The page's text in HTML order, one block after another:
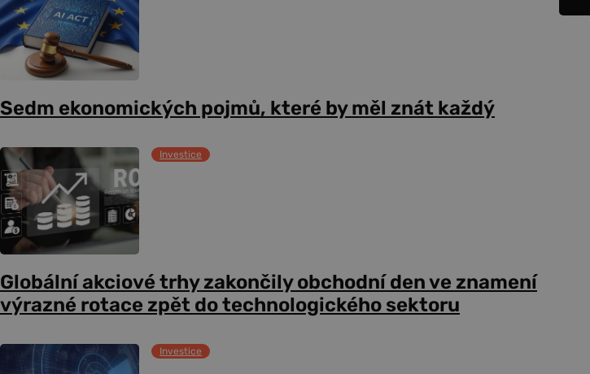
Sedm ekonomických pojmů, které by měl znát každý
Investice
Globální akciové trhy zakončily obchodní den ve znamení
výrazné rotace zpět do technologického sektoru
Investice